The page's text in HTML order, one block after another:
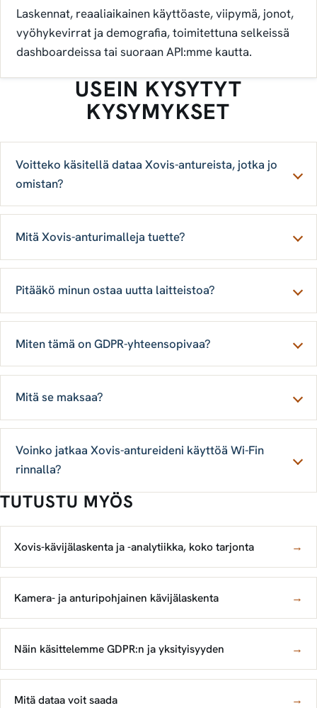
Laskennat, reaaliaikainen käyttöaste, viipymä, jonot,
vyöhykevirrat ja demografia, toimitettuna selkeissä
dashboardeissa tai suoraan API:mme kautta.
USEIN KYSYTYT
KYSYMYKSET
Voitteko käsitellä dataa Xovis-antureista, jotka jo
omistan?
Mitä Xovis-anturimalleja tuette?
Pitääkö minun ostaa uutta laitteistoa?
Miten tämä on GDPR-yhteensopivaa?
Mitä se maksaa?
Voinko jatkaa Xovis-antureideni käyttöä Wi-Fin
rinnalla?
TUTUSTU MYÖS
Xovis-kävijälaskenta ja -analytiikka, koko tarjonta →
Kamera- ja anturipohjainen kävijälaskenta →
Näin käsittelemme GDPR:n ja yksityisyyden →
Mitä dataa voit saada →